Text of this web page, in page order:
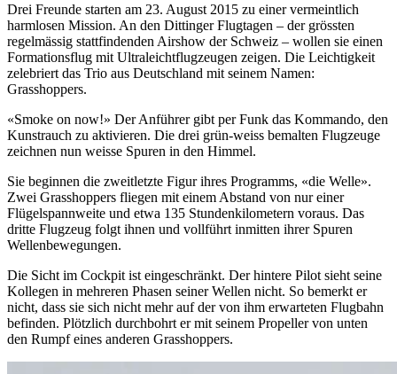
Drei Freunde starten am 23. August 2015 zu einer vermeintlich
harmlosen Mission. An den Dittinger Flugtagen – der grössten
regelmässig stattfindenden Airshow der Schweiz – wollen sie einen
Formationsflug mit Ultraleichtflugzeugen zeigen. Die Leichtigkeit
zelebriert das Trio aus Deutschland mit seinem Namen:
Grasshoppers.
«Smoke on now!» Der Anführer gibt per Funk das Kommando, den
Kunstrauch zu aktivieren. Die drei grün-weiss bemalten Flugzeuge
zeichnen nun weisse Spuren in den Himmel.
Sie beginnen die zweitletzte Figur ihres Programms, «die Welle».
Zwei Grasshoppers fliegen mit einem Abstand von nur einer
Flügelspannweite und etwa 135 Stundenkilometern voraus. Das
dritte Flugzeug folgt ihnen und vollführt inmitten ihrer Spuren
Wellenbewegungen.
Die Sicht im Cockpit ist eingeschränkt. Der hintere Pilot sieht seine
Kollegen in mehreren Phasen seiner Wellen nicht. So bemerkt er
nicht, dass sie sich nicht mehr auf der von ihm erwarteten Flugbahn
befinden. Plötzlich durchbohrt er mit seinem Propeller von unten
den Rumpf eines anderen Grasshoppers.